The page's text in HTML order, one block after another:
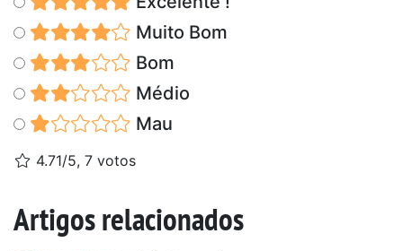
Muito Bom
Bom
Médio
Mau
4.71/5, 7 votos
Artigos relacionados